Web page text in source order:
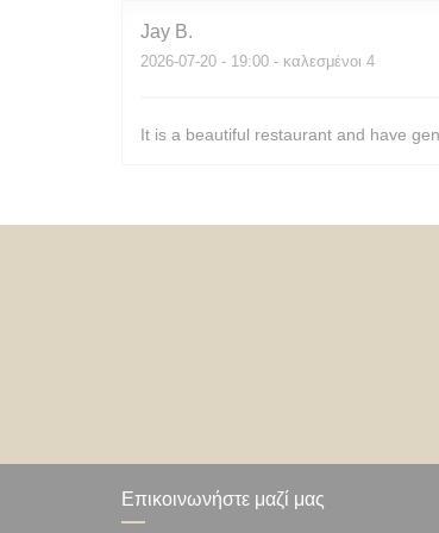
Jay B
2026-07-20 - 19:00 - καλεσμένοι 4
It is a beautiful restaurant and have
Επικοινωνήστε μαζί μας